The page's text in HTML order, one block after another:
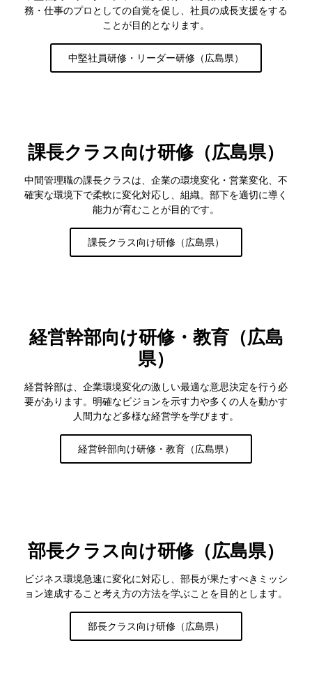
務・仕事のプロとしての自覚を促し、社員の成長支援をする
ことが目的となります。
中堅社員研修・リーダー研修（広島県）
課長クラス向け研修（広島県）
中間管理職の課長クラスは、企業の環境変化・営業変化、不
確実な環境下で柔軟に変化対応し、組織。部下を適切に導く
能力が育むことが目的です。
課長クラス向け研修（広島県）
経営幹部向け研修・教育（広島
県）
経営幹部は、企業環境変化の激しい最適な意思決定を行う必
要があります。明確なビジョンを示す力や多くの人を動かす
人間力など多様な経営学を学びます。
経営幹部向け研修・教育（広島県）
部長クラス向け研修（広島県）
ビジネス環境急速に変化に対応し、部長が果たすべきミッシ
ョン達成すること考え方の方法を学ぶことを目的とします。
部長クラス向け研修（広島県）